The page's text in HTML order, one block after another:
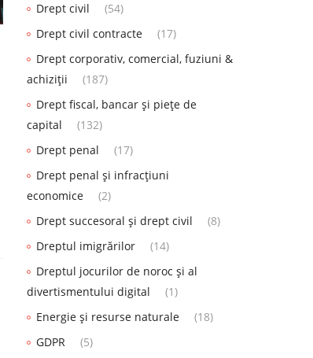
Drept civil
(54)
Drept civil contracte
(17)
Drept corporativ, comercial, fuziuni &
achiziții
(187)
Drept fiscal, bancar și piețe de
capital
(132)
Drept penal
(17)
Drept penal și infracțiuni
economice
(2)
Drept succesoral și drept civil
(8)
Dreptul imigrărilor
(14)
Dreptul jocurilor de noroc și al
divertismentului digital
(1)
Energie și resurse naturale
(18)
GDPR
(5)